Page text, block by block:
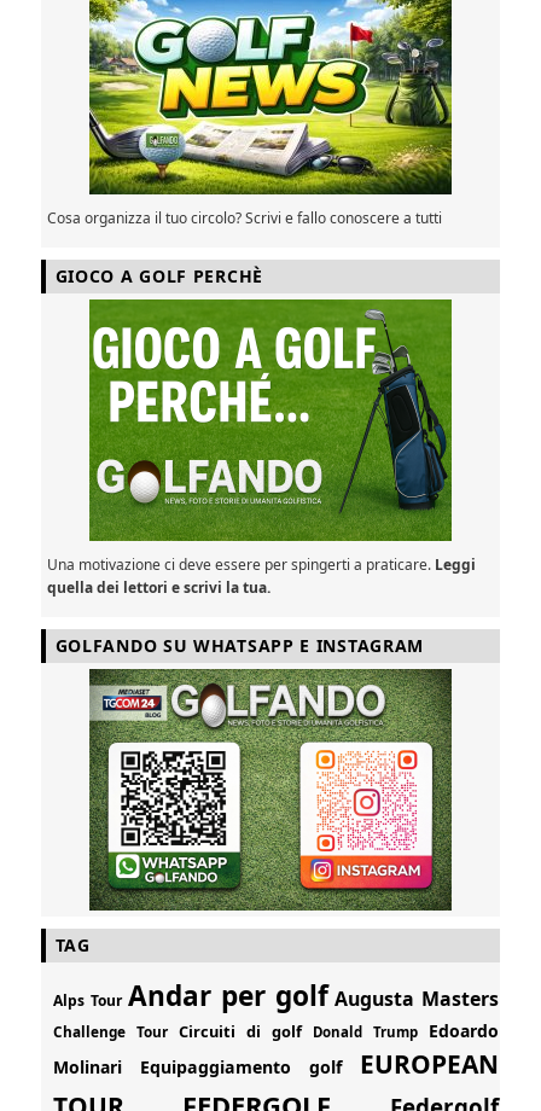
Cosa organizza il tuo circolo? Scrivi e fallo conoscere a tutti
GIOCO A GOLF PERCHÈ
Una motivazione ci deve essere per spingerti a praticare. Leggi
quella dei lettori e scrivi la tua.
GOLFANDO SU WHATSAPP E INSTAGRAM
TAG
Alps Tour Andar per golf Augusta Masters
Challenge Tour Circuiti di golf Donald Trump
Edoardo
Molinari
Equipaggiamento golf
EUROPEAN